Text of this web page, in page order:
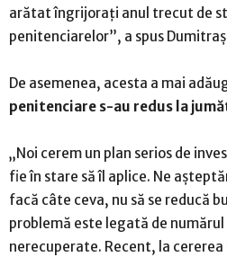
arătat îngrijoraţi anul trecut de
penitenciarelor”, a spus
De asemenea, acesta a mai
penitenciare s-au redus la
„Noi cerem un plan serios de
fie în stare să îl aplice. Ne
facă câte ceva, nu să se reducă
problemă este legată de
nerecuperate. Recent, la